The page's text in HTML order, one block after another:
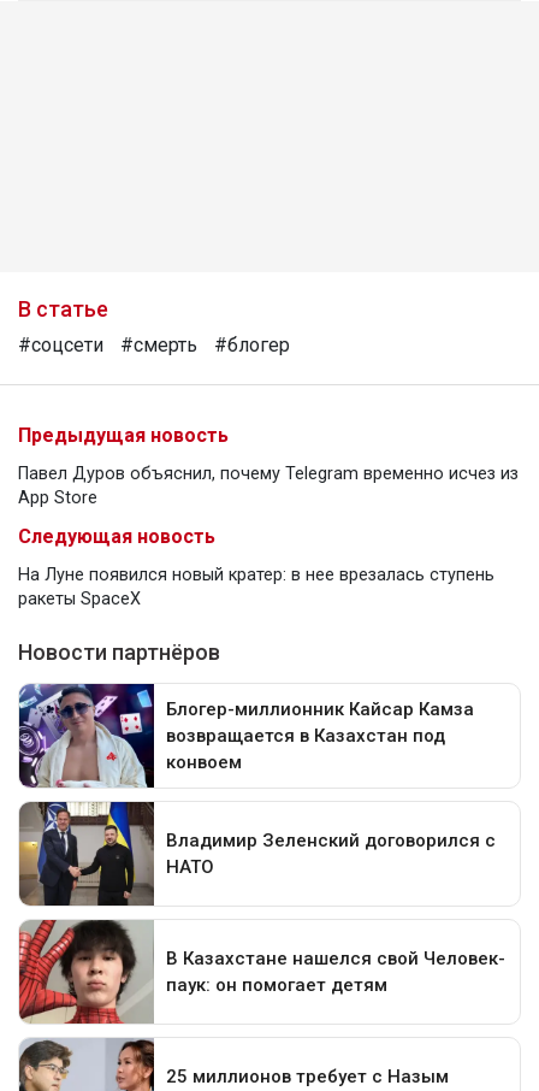
В статье
#соцсети #смерть #блогер
Предыдущая новость
Павел Дуров объяснил, почему Telegram временно исчез из
App Store
Следующая новость
На Луне появился новый кратер: в нее врезалась ступень
ракеты SpaceX